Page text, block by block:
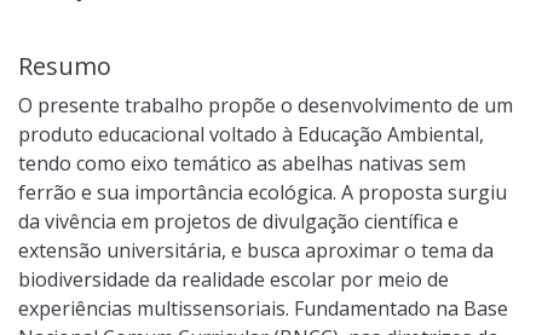
Resumo
O presente trabalho propõe o desenvolvimento de um
produto educacional voltado à Educação Ambiental,
tendo como eixo temático as abelhas nativas sem
ferrão e sua importância ecológica. A proposta surgiu
da vivência em projetos de divulgação científica e
extensão universitária, e busca aproximar o tema da
biodiversidade da realidade escolar por meio de
experiências multissensoriais. Fundamentado na Base